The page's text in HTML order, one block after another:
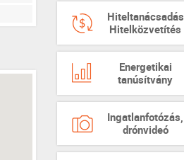
Hiteltanácsadás
Hitelközvetítés
Energetikai
tanúsítvány
Ingatlanfotózás,
drónvideó